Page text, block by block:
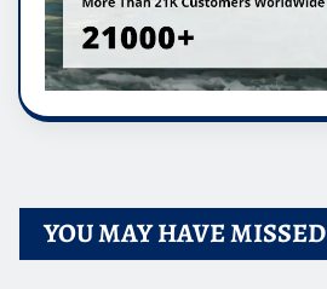
YOU MAY HAVE MISSED